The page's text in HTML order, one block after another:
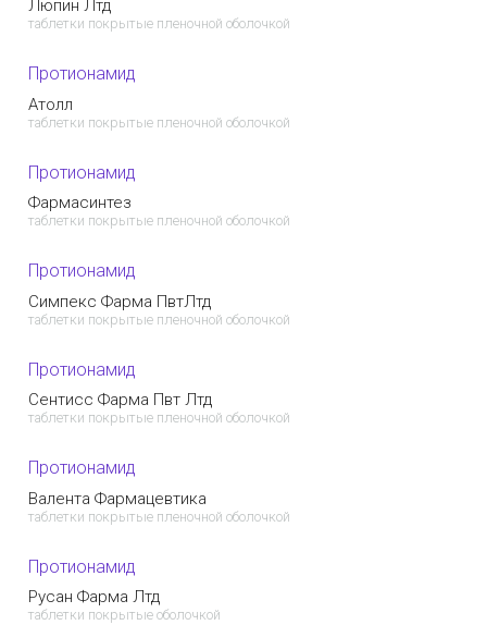
Люпин Лтд
таблетки покрытые пленочной оболочкой
Протионамид
Атолл
таблетки покрытые пленочной оболочкой
Протионамид
Фармасинтез
таблетки покрытые пленочной оболочкой
Протионамид
Симпекс Фарма ПвтЛтд
таблетки покрытые пленочной оболочкой
Протионамид
Сентисс Фарма Пвт Лтд
таблетки покрытые пленочной оболочкой
Протионамид
Валента Фармацевтика
таблетки покрытые пленочной оболочкой
Протионамид
Русан Фарма Лтд
таблетки покрытые оболочкой